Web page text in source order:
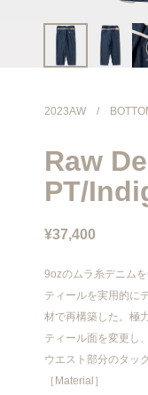
2023AW /
Raw
PT/
¥37,400
9ozのムラ糸デニム
ティールを実用的に
材で再構築した。極
ティール面を変更し
ウエスト部分のタッ
［Material］